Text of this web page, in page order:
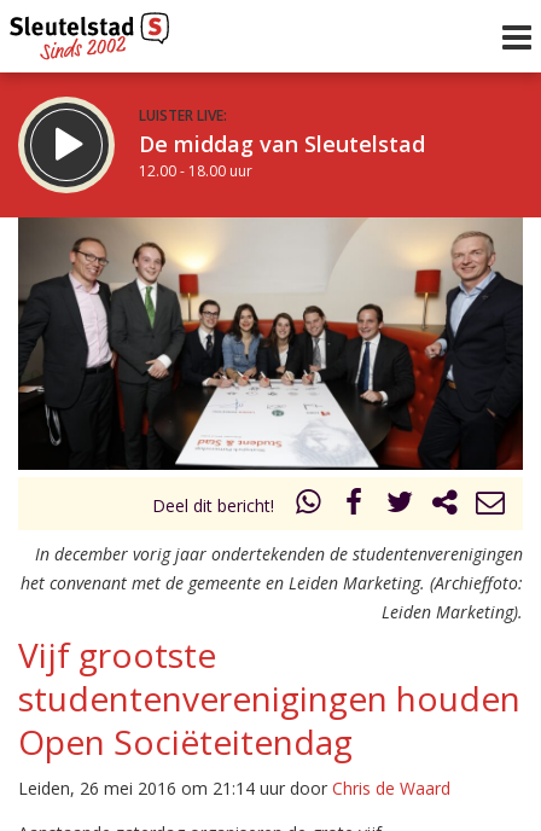
LUISTER LIVE:
De middag van Sleutelstad
12.00 - 18.00 uur
De avond van Sleutelstad
18.00 - 19.00 uur
Vorig uur
uur 1 van 0 Volgend uur
Inklappen
Deel dit bericht!
In december vorig jaar ondertekenden de studentenverenigingen
het convenant met de gemeente en Leiden Marketing. (Archieffoto:
Leiden Marketing).
Vijf grootste
studentenverenigingen houden
Open Sociëteitendag
Leiden, 26 mei 2016 om 21:14 uur door Chris de Waard